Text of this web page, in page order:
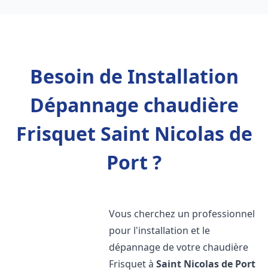
Besoin de Installation
Dépannage chaudière
Frisquet Saint Nicolas de
Port ?
Vous cherchez un professionnel
pour l'installation et le
dépannage de votre chaudière
Frisquet àSaint Nicolas de Port